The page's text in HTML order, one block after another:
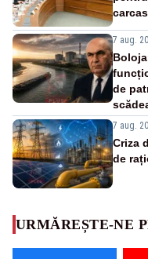
7 aug.
de
7 aug.
Criza
de
URMĂREȘTE-NE